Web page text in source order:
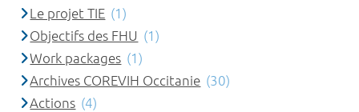
Le projet TIE (1)
Objectifs des FHU (1)
Work packages (1)
Archives COREVIH Occitanie (30)
Actions (4)